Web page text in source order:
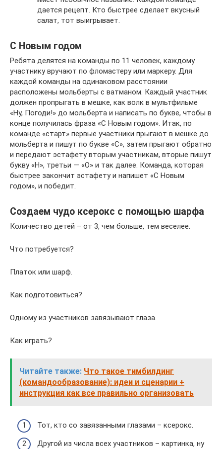
дается рецепт. Кто быстрее сделает вкусный
салат, тот выигрывает.
С Новым годом
Ребята делятся на команды по 11 человек, каждому
участнику вручают по фломастеру или маркеру. Для
каждой команды на одинаковом расстоянии
расположены мольберты с ватманом. Каждый участник
должен пропрыгать в мешке, как волк в мультфильме
«Ну, Погоди!» до мольберта и написать по букве, чтобы в
конце получилась фраза «С Новым годом». Итак, по
команде «старт» первые участники прыгают в мешке до
мольберта и пишут по букве «С», затем прыгают обратно
и передают эстафету вторым участникам, вторые пишут
букву «Н», третьи — «О» и так далее. Команда, которая
быстрее закончит эстафету и напишет «С Новым
годом», и победит.
Создаем чудо ксерокс с помощью шарфа
Количество детей – от 3, чем больше, тем веселее.
Что потребуется?
Платок или шарф.
Как подготовиться?
Одному из участников завязывают глаза.
Как играть?
Читайте также: Что такое тимбилдинг
(командообразование): идеи и сценарии +
инструкция как все правильно организовать
Тот, кто со завязанными глазами – ксерокс.
Другой из числа всех участников – картинка, ну